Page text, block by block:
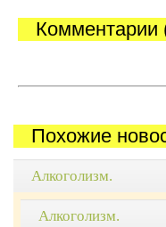
Комментарии
Похожие
Алкоголизм.
Алкоголизм.